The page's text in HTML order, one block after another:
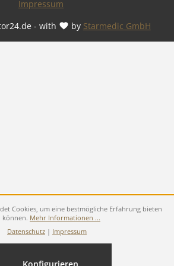
- with by Starmedic GmbH
Impressum
Cookies, um eine bestmögliche Erfahrung bieten
können. Mehr Informationen ...
Datenschutz | Impressum